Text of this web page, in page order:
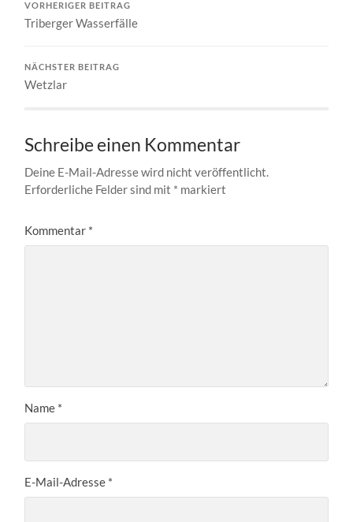
VORHERIGER BEITRAG
Triberger Wasserfälle
NÄCHSTER BEITRAG
Wetzlar
Schreibe einen Kommentar
Deine E-Mail-Adresse wird nicht veröffentlicht.
Erforderliche Felder sind mit * markiert
Kommentar *
Name *
E-Mail-Adresse *